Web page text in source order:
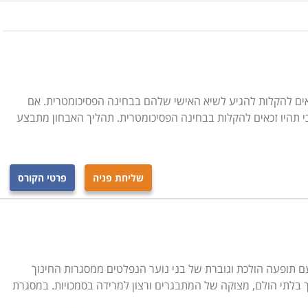
לקויות למידה.
לקהלי יעד שונים. כך, ישנם קורסים המיועדים באופן
פסיכולוגים חינוכיים, מאבחנות דידקטיות, קלינאי תקשורת,
השונים המעוניינים להרחיב את סל הכלים לעבודה הטיפולית.
של טיפול ואבחון ליקויי למידה. מרכזים אקדמיים ומכללות
במגוון רחב של מסלולים לקהלי יעד שונים. אם בוחרים ללכת
למידה, חשוב לבצע סקר מוקדם לפני שמחליטים איפה ומה
את אפיק הלימוד המתאים לכם ביותר.
ועוד.
להקלות להגיע לשיא האישי שלהם בבחינה הפסיכומטרית. אם
תהיו זכאים להקלות בבחינה הפסיכומטרית. תהליך האבחון מתבצע
שליחת פניה פרטי הקורס
הולכת וגוברת של בני נוער הנפלטים ממסגרות החינוך
בלתי הולם, מצוקה של המתבגרים ורצון למרידה בסמכויות. במסגרת